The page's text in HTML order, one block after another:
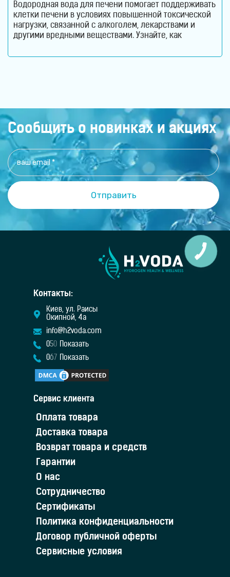
Водородная вода для печени помогает поддерживать
клетки печени в условиях повышенной токсической
нагрузки, связанной с алкоголем, лекарствами и
другими вредными веществами. Узнайте, как
оксидативного стресса и защите гепатоцитов. Печень
Сообщить о новинках и акциях
Контакты:
Киев, ул. Раисы
Окипной, 4а
info@h2voda.com
050 Показать
067 Показать
Сервис клиента
Оплата товара
Доставка товара
Возврат товара и средств
Гарантии
О нас
Сотрудничество
Сертификаты
Политика конфиденциальности
Договор публичной оферты
Сервисные условия